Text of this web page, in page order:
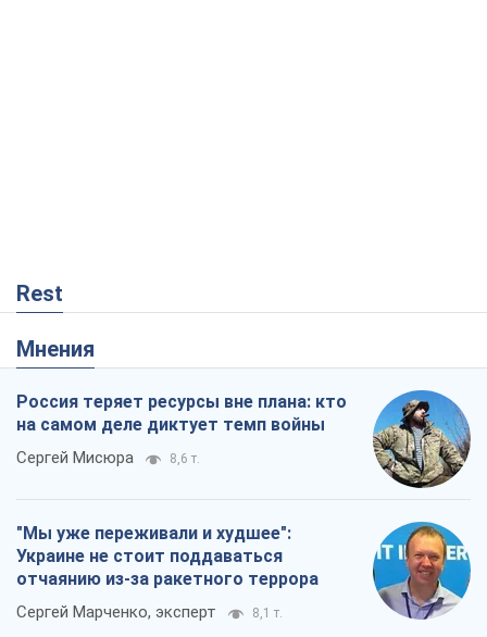
Rest
Мнения
Россия теряет ресурсы вне плана: кто
на самом деле диктует темп войны
Сергей Мисюра 8,6 т.
"Мы уже переживали и худшее":
Украине не стоит поддаваться
отчаянию из-за ракетного террора
Сергей Марченко, эксперт 8,1 т.